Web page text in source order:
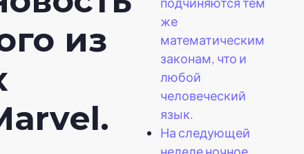
из
же
математическим
законам, что и
любой
человеческий
язык.
На следующей